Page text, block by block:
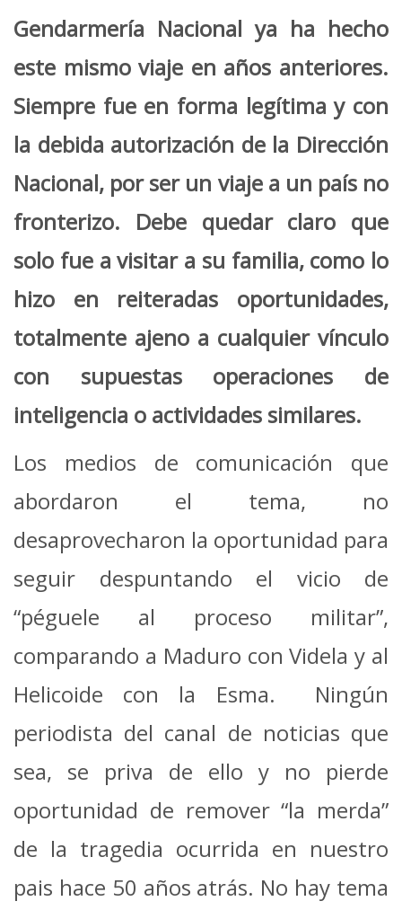
Gendarmería Nacional ya ha hecho
este mismo viaje en años anteriores.
Siempre fue en forma legítima y con
la debida autorización de la Dirección
Nacional, por ser un viaje a un país no
fronterizo. Debe quedar claro que
solo fue a visitar a su familia, como lo
hizo en reiteradas oportunidades,
totalmente ajeno a cualquier vínculo
con supuestas operaciones de
inteligencia o actividades similares.
Los medios de comunicación que
abordaron el tema, no
desaprovecharon la oportunidad para
seguir despuntando el vicio de
“péguele al proceso militar”,
comparando a Maduro con Videla y al
Helicoide con la Esma. Ningún
periodista del canal de noticias que
sea, se priva de ello y no pierde
oportunidad de remover “la merda”
de la tragedia ocurrida en nuestro
pais hace 50 años atrás. No hay tema